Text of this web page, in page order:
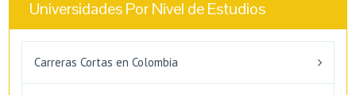
Universidades Por Nivel de Estudios
Carreras Cortas en Colombia